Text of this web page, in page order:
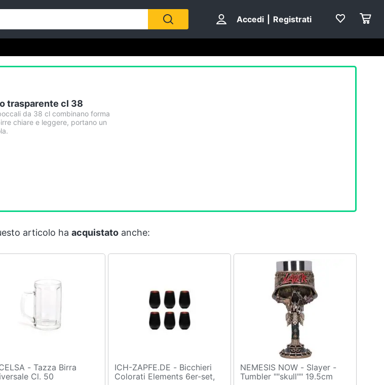
Accedi Registrati
trasparente cl 38
da 38 cl combinano forma
chiare e leggere, portano un
articolo ha acquistatoanche:
- Tazza Birra
Cl. 50
ICH-ZAPFE.DE - Bicchieri
Colorati Elements 6er-set,
NEMESIS NOW - Slayer -
Tumbler ""skull"" 19.5cm